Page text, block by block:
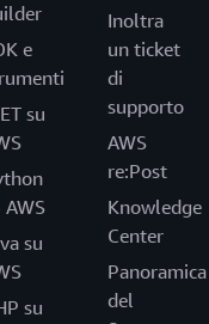
e
su
AWS
su
su
Inoltra
un ticket
di
supporto
AWS
re:Post
Knowledge
Center
Panoramica
del